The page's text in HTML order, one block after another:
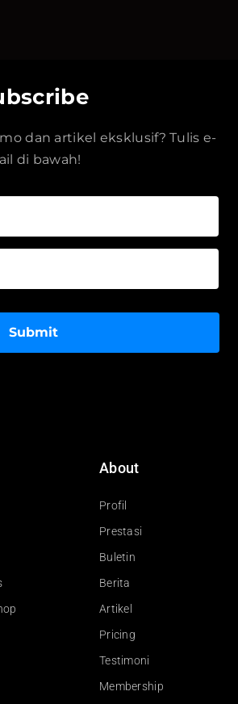
dan artikel eksklusif? Tulis e-
di bawah!
Submit
About
Profil
Prestasi
Buletin
Berita
Artikel
Pricing
Testimoni
Membership